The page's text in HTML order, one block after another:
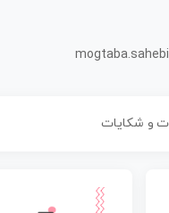
و شکایات